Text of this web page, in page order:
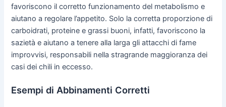
favoriscono il corretto funzionamento del metabolismo e
aiutano a regolare l’appetito. Solo la corretta proporzione di
carboidrati, proteine e grassi buoni, infatti, favoriscono la
sazietà e aiutano a tenere alla larga gli attacchi di fame
improvvisi, responsabili nella stragrande maggioranza dei
casi dei chili in eccesso.
Esempi di Abbinamenti Corretti